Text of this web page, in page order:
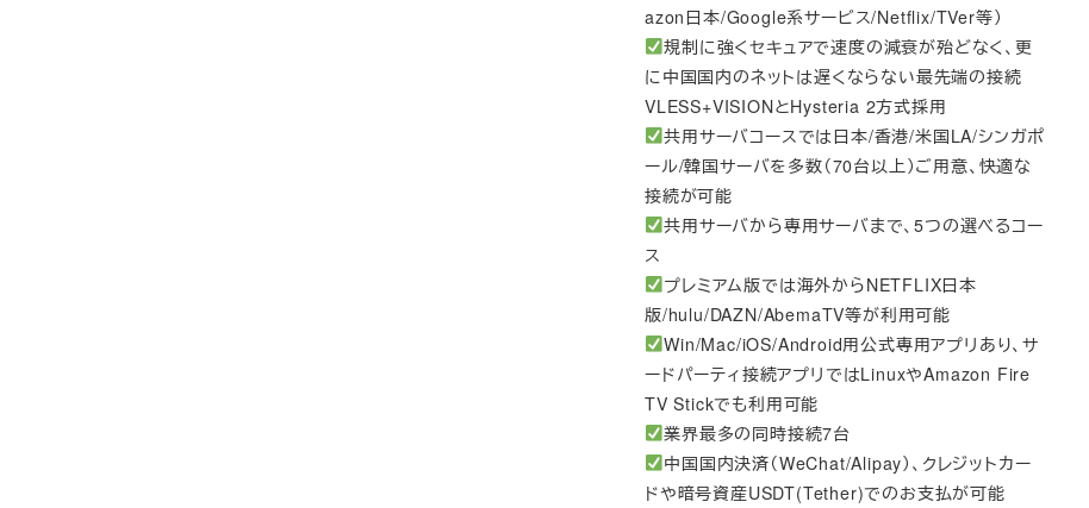
azon日本/Google系サービス/Netflix/TVer等）
規制に強くセキュアで速度の減衰が殆どなく、更
に中国国内のネットは遅くならない最先端の接続
VLESS+VISIONとHysteria 2方式採用
共用サーバコースでは日本/香港/米国LA/シンガポ
ール/韓国サーバを多数（70台以上）ご用意、快適な
接続が可能
共用サーバから専用サーバまで、5つの選べるコー
ス
プレミアム版では海外からNETFLIX日本
版/hulu/DAZN/AbemaTV等が利用可能
Win/Mac/iOS/Android用公式専用アプリあり、サ
ードパーティ接続アプリではLinuxやAmazon Fire
TV Stickでも利用可能
業界最多の同時接続7台
中国国内決済（WeChat/Alipay）、クレジットカー
ドや暗号資産USDT(Tether)でのお支払が可能